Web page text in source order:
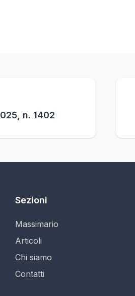
n. 1402
Sezioni
Massimario
Articoli
Chi siamo
Contatti